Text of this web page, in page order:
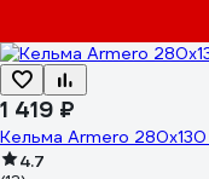
1 419 ₽
Кельма Armero
4.7